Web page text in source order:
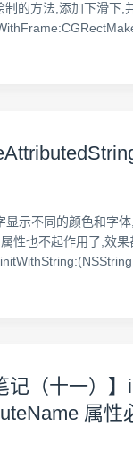
制的方法,添加下滑
示不同的颜色和字
性也不起作用了,效
（十一）
属性